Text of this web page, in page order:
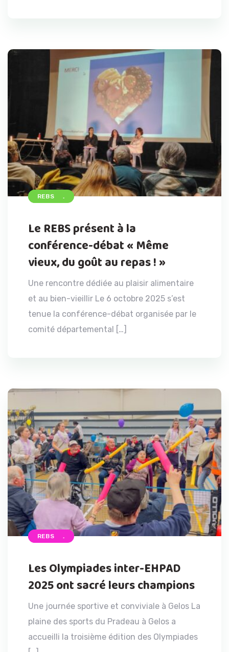
ACCUEIL
REBS
Le REBS présent à la
conférence-débat « Même
vieux, du goût au repas ! »
Une rencontre dédiée au plaisir alimentaire
et au bien-vieillir Le 6 octobre 2025 s’est
tenue la conférence-débat organisée par le
comité départemental […]
ACCUEIL
REBS
Les Olympiades inter-EHPAD
2025 ont sacré leurs champions
Une journée sportive et conviviale à Gelos La
plaine des sports du Pradeau à Gelos a
accueilli la troisième édition des Olympiades